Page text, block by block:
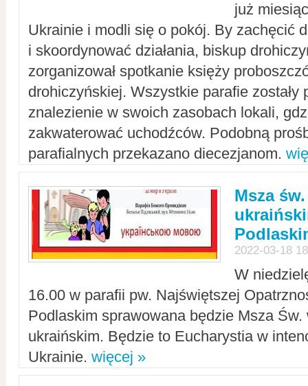
już
Ukrainie i modli się o pokój. By zachęcić
i skoordynować działania, biskup
zorganizował spotkanie księży
drohiczyńskiej. Wszystkie parafie zostały
znalezienie w swoich zasobach lokali,
zakwaterować uchodźców. Podobną
parafialnych przekazano diecezjanom.
Msza
2022-03-18
W
16.00 w parafii pw. Najświętszej
Podlaskim sprawowana będzie Msza Św.
ukraińskim. Będzie to Eucharystia w
Ukrainie. więcej »